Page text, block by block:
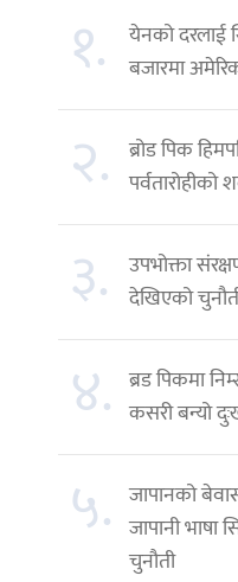
१.
येनको दरलाई
बजारमा
२. ब्रोड पिक
३.
उपभोक्ता
देखिएको
४. ब्रड पिकमा
कसरी बन्यो
५. जापानको
जापानी भाषा
चुनौती